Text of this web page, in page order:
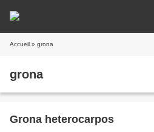
Accueil » grona
grona
Grona heterocarpos